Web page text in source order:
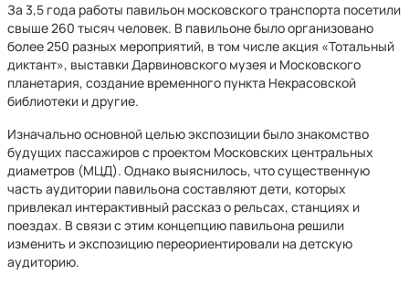
За 3,5 года работы павильон московского транспорта посетили
свыше 260 тысяч человек. В павильоне было организовано
более 250 разных мероприятий, в том числе акция «Тотальный
диктант», выставки Дарвиновского музея и Московского
планетария, создание временного пункта Некрасовской
библиотеки и другие.
Изначально основной целью экспозиции было знакомство
будущих пассажиров с проектом Московских центральных
диаметров (МЦД). Однако выяснилось, что существенную
часть аудитории павильона составляют дети, которых
привлекал интерактивный рассказ о рельсах, станциях и
поездах. В связи с этим концепцию павильона решили
изменить и экспозицию переориентировали на детскую
аудиторию.